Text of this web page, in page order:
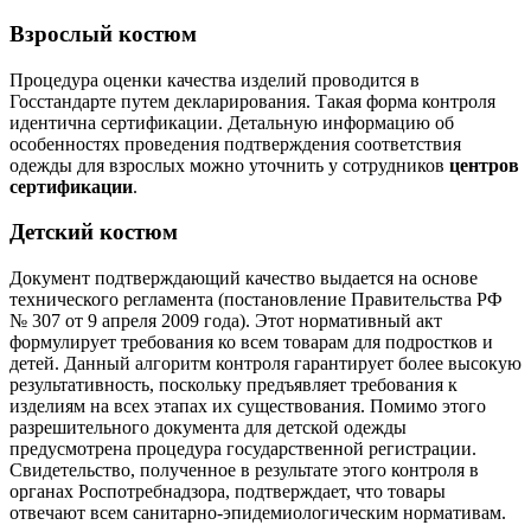
Взрослый костюм
Процедура оценки качества изделий проводится в
Госстандарте путем декларирования. Такая форма контроля
идентична сертификации. Детальную информацию об
особенностях проведения подтверждения соответствия
одежды для взрослых можно уточнить у сотрудников центров
сертификации.
Детский костюм
Документ подтверждающий качество выдается на основе
технического регламента (постановление Правительства РФ
№ 307 от 9 апреля 2009 года). Этот нормативный акт
формулирует требования ко всем товарам для подростков и
детей. Данный алгоритм контроля гарантирует более высокую
результативность, поскольку предъявляет требования к
изделиям на всех этапах их существования. Помимо этого
разрешительного документа для детской одежды
предусмотрена процедура государственной регистрации.
Свидетельство, полученное в результате этого контроля в
органах Роспотребнадзора, подтверждает, что товары
отвечают всем санитарно-эпидемиологическим нормативам.